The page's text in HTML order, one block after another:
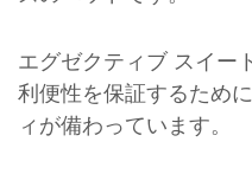
エグゼクティブ スイー
利便性を保証するため
ィが備わっています。